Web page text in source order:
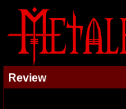
Review